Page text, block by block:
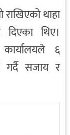
थाहा
दिएका थिए।
६
गर्दै सजाय र